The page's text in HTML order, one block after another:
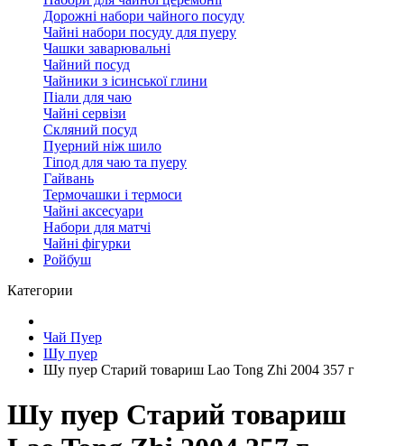
Дорожні набори чайного посуду
Чайні набори посуду для пуеру
Чашки заварювальні
Чайний посуд
Чайники з ісинської глини
Піали для чаю
Чайні сервізи
Скляний посуд
Пуерний ніж шило
Тіпод для чаю та пуеру
Гайвань
Термочашки і термоси
Чайні аксесуари
Набори для матчі
Чайні фігурки
Ройбуш
Категории
Чай Пуер
Шу пуер
Шу пуер Старий товариш Lao Tong Zhi 2004 357 г
Шу пуер Старий товариш